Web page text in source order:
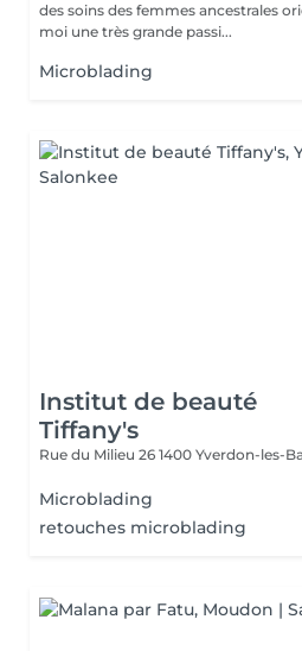
des soins des femmes ancestrales
moi une très grande passi...
Microblading
Institut de beauté
Tiffany's
Rue du Milieu 26 1400 Yverdon-les-
Microblading
retouches microblading